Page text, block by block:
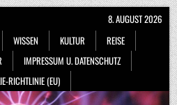
WISSEN KULTUR
REISE
IMPRESSUM U. DATENSCHUTZ
RICHTLINIE (EU)
8. AUGUST 2026